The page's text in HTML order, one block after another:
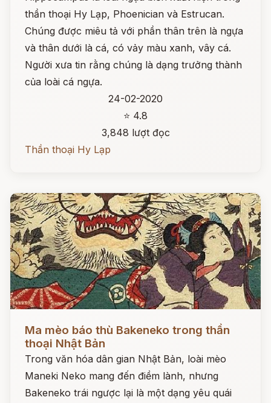
thần thoại Hy Lạp, Phoenician và Estrucan.
Chúng được miêu tả với phần thân trên là ngựa
và thân dưới là cá, có vảy màu xanh, vây cá.
Người xưa tin rằng chúng là dạng trưởng thành
của loài cá ngựa.
24-02-2020
⭐ 4.8
3,848 lượt đọc
Thần thoại Hy Lạp
Ma mèo báo thù Bakeneko trong thần
thoại Nhật Bản
Trong văn hóa dân gian Nhật Bản, loài mèo
Maneki Neko mang đến điềm lành, nhưng
Bakeneko trái ngược lại là một dạng yêu quái